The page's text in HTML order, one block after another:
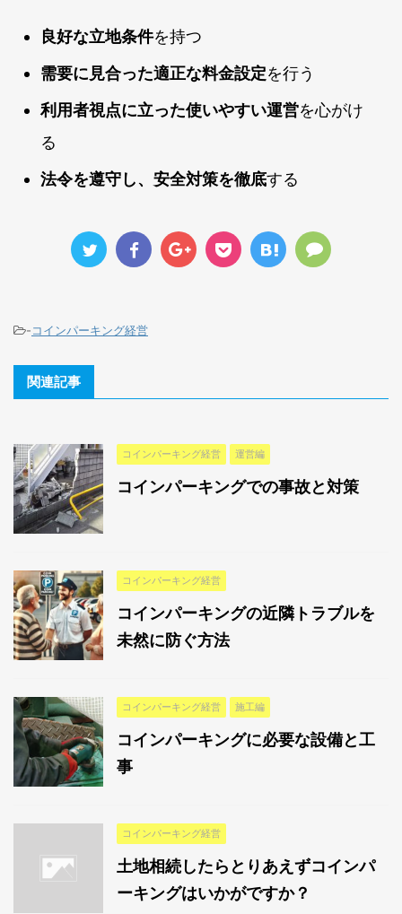
良好な立地条件を持つ
需要に見合った適正な料金設定を行う
利用者視点に立った使いやすい運営を心がけ
る
法令を遵守し、安全対策を徹底する
-コインパーキング経営
関連記事
コインパーキング経営 運営編
コインパーキングでの事故と対策
コインパーキング経営
コインパーキングの近隣トラブルを
未然に防ぐ方法
コインパーキング経営 施工編
コインパーキングに必要な設備と工
事
コインパーキング経営
土地相続したらとりあえずコインパ
ーキングはいかがですか？